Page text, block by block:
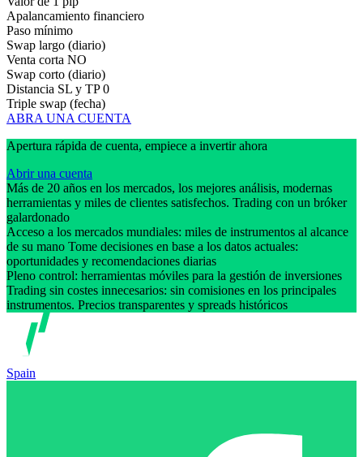
Apalancamiento financiero
Paso mínimo
Swap largo (diario)
Venta corta NO
Swap corto (diario)
Distancia SL y TP 0
Triple swap (fecha)
ABRA UNA CUENTA
Apertura rápida de cuenta, empiece a invertir ahora
Abrir una cuenta
Más de 20 años en los mercados, los mejores análisis, modernas
herramientas y miles de clientes satisfechos. Trading con un bróker
galardonado
Acceso a los mercados mundiales: miles de instrumentos al alcance
de su mano Tome decisiones en base a los datos actuales:
oportunidades y recomendaciones diarias
Pleno control: herramientas móviles para la gestión de inversiones
Trading sin costes innecesarios: sin comisiones en los principales
instrumentos. Precios transparentes y spreads históricos
Spain